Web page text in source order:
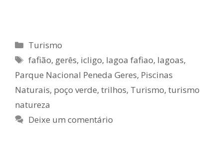
Categorias
Turismo
Etiquetas
fafião, gerês, icligo, lagoa fafiao, lagoas,
Parque Nacional Peneda Geres, Piscinas
Naturais, poço verde, trilhos, Turismo, turismo
natureza
Deixe um comentário